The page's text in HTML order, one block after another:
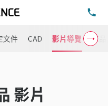
文件 CAD 影片導覽 產
影片